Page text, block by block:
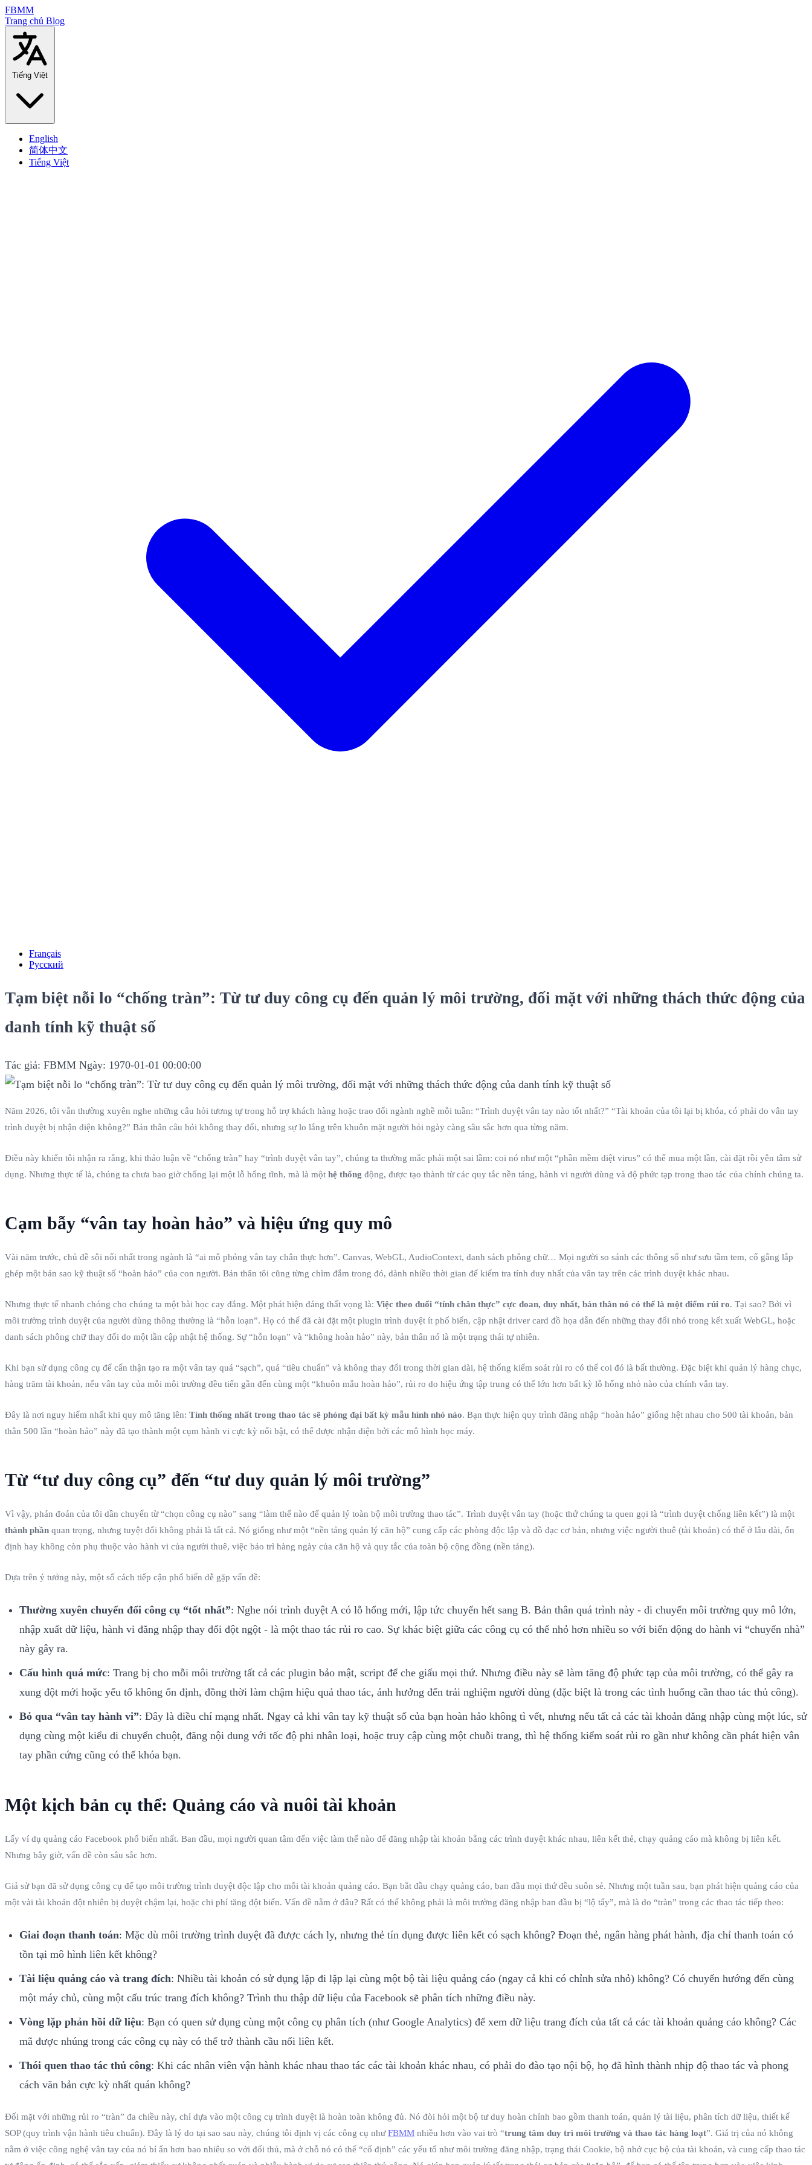
FBMM
Trang chủ Blog
Tiếng Việt
English
简体中文
Tiếng Việt
Français
Русский
Tạm biệt nỗi lo “chống tràn”: Từ tư duy công cụ đến quản lý môi trường, đối mặt với những thách thức động của
danh tính kỹ thuật số
Tác giả: FBMM Ngày: 1970-01-01 00:00:00
Năm 2026, tôi vẫn thường xuyên nghe những câu hỏi tương tự trong hỗ trợ khách hàng hoặc trao đổi ngành nghề mỗi tuần: “Trình duyệt vân tay nào tốt nhất?” “Tài khoản của tôi lại bị khóa, có phải do vân tay
trình duyệt bị nhận diện không?” Bản thân câu hỏi không thay đổi, nhưng sự lo lắng trên khuôn mặt người hỏi ngày càng sâu sắc hơn qua từng năm.
Điều này khiến tôi nhận ra rằng, khi thảo luận về “chống tràn” hay “trình duyệt vân tay”, chúng ta thường mắc phải một sai lầm: coi nó như một “phần mềm diệt virus” có thể mua một lần, cài đặt rồi yên tâm sử
dụng. Nhưng thực tế là, chúng ta chưa bao giờ chống lại một lỗ hổng tĩnh, mà là một hệ thống động, được tạo thành từ các quy tắc nền tảng, hành vi người dùng và độ phức tạp trong thao tác của chính chúng ta.
Cạm bẫy “vân tay hoàn hảo” và hiệu ứng quy mô
Vài năm trước, chủ đề sôi nổi nhất trong ngành là “ai mô phỏng vân tay chân thực hơn”. Canvas, WebGL, AudioContext, danh sách phông chữ… Mọi người so sánh các thông số như sưu tầm tem, cố gắng lắp
ghép một bản sao kỹ thuật số “hoàn hảo” của con người. Bản thân tôi cũng từng chìm đắm trong đó, dành nhiều thời gian để kiểm tra tính duy nhất của vân tay trên các trình duyệt khác nhau.
Nhưng thực tế nhanh chóng cho chúng ta một bài học cay đắng. Một phát hiện đáng thất vọng là: Việc theo đuổi “tính chân thực” cực đoan, duy nhất, bản thân nó có thể là một điểm rủi ro. Tại sao? Bởi vì
môi trường trình duyệt của người dùng thông thường là “hỗn loạn”. Họ có thể đã cài đặt một plugin trình duyệt ít phổ biến, cập nhật driver card đồ họa dẫn đến những thay đổi nhỏ trong kết xuất WebGL, hoặc
danh sách phông chữ thay đổi do một lần cập nhật hệ thống. Sự “hỗn loạn” và “không hoàn hảo” này, bản thân nó là một trạng thái tự nhiên.
Khi bạn sử dụng công cụ để cẩn thận tạo ra một vân tay quá “sạch”, quá “tiêu chuẩn” và không thay đổi trong thời gian dài, hệ thống kiểm soát rủi ro có thể coi đó là bất thường. Đặc biệt khi quản lý hàng chục,
hàng trăm tài khoản, nếu vân tay của mỗi môi trường đều tiến gần đến cùng một “khuôn mẫu hoàn hảo”, rủi ro do hiệu ứng tập trung có thể lớn hơn bất kỳ lỗ hổng nhỏ nào của chính vân tay.
Đây là nơi nguy hiểm nhất khi quy mô tăng lên: Tính thống nhất trong thao tác sẽ phóng đại bất kỳ mẫu hình nhỏ nào. Bạn thực hiện quy trình đăng nhập “hoàn hảo” giống hệt nhau cho 500 tài khoản, bản
thân 500 lần “hoàn hảo” này đã tạo thành một cụm hành vi cực kỳ nổi bật, có thể được nhận diện bởi các mô hình học máy.
Từ “tư duy công cụ” đến “tư duy quản lý môi trường”
Vì vậy, phán đoán của tôi dần chuyển từ “chọn công cụ nào” sang “làm thế nào để quản lý toàn bộ môi trường thao tác”. Trình duyệt vân tay (hoặc thứ chúng ta quen gọi là “trình duyệt chống liên kết”) là một
thành phần quan trọng, nhưng tuyệt đối không phải là tất cả. Nó giống như một “nền tảng quản lý căn hộ” cung cấp các phòng độc lập và đồ đạc cơ bản, nhưng việc người thuê (tài khoản) có thể ở lâu dài, ổn
định hay không còn phụ thuộc vào hành vi của người thuê, việc bảo trì hàng ngày của căn hộ và quy tắc của toàn bộ cộng đồng (nền tảng).
Dựa trên ý tưởng này, một số cách tiếp cận phổ biến dễ gặp vấn đề:
Thường xuyên chuyển đổi công cụ “tốt nhất”: Nghe nói trình duyệt A có lỗ hổng mới, lập tức chuyển hết sang B. Bản thân quá trình này - di chuyển môi trường quy mô lớn,
nhập xuất dữ liệu, hành vi đăng nhập thay đổi đột ngột - là một thao tác rủi ro cao. Sự khác biệt giữa các công cụ có thể nhỏ hơn nhiều so với biến động do hành vi “chuyển nhà”
này gây ra.
Cấu hình quá mức: Trang bị cho mỗi môi trường tất cả các plugin bảo mật, script để che giấu mọi thứ. Nhưng điều này sẽ làm tăng độ phức tạp của môi trường, có thể gây ra
xung đột mới hoặc yếu tố không ổn định, đồng thời làm chậm hiệu quả thao tác, ảnh hưởng đến trải nghiệm người dùng (đặc biệt là trong các tình huống cần thao tác thủ công).
Bỏ qua “vân tay hành vi”: Đây là điều chí mạng nhất. Ngay cả khi vân tay kỹ thuật số của bạn hoàn hảo không tì vết, nhưng nếu tất cả các tài khoản đăng nhập cùng một lúc, sử
dụng cùng một kiểu di chuyển chuột, đăng nội dung với tốc độ phi nhân loại, hoặc truy cập cùng một chuỗi trang, thì hệ thống kiểm soát rủi ro gần như không cần phát hiện vân
tay phần cứng cũng có thể khóa bạn.
Một kịch bản cụ thể: Quảng cáo và nuôi tài khoản
Lấy ví dụ quảng cáo Facebook phổ biến nhất. Ban đầu, mọi người quan tâm đến việc làm thế nào để đăng nhập tài khoản bằng các trình duyệt khác nhau, liên kết thẻ, chạy quảng cáo mà không bị liên kết.
Nhưng bây giờ, vấn đề còn sâu sắc hơn.
Giả sử bạn đã sử dụng công cụ để tạo môi trường trình duyệt độc lập cho mỗi tài khoản quảng cáo. Bạn bắt đầu chạy quảng cáo, ban đầu mọi thứ đều suôn sẻ. Nhưng một tuần sau, bạn phát hiện quảng cáo của
một vài tài khoản đột nhiên bị duyệt chậm lại, hoặc chi phí tăng đột biến. Vấn đề nằm ở đâu? Rất có thể không phải là môi trường đăng nhập ban đầu bị “lộ tẩy”, mà là do “tràn” trong các thao tác tiếp theo:
Giai đoạn thanh toán: Mặc dù môi trường trình duyệt đã được cách ly, nhưng thẻ tín dụng được liên kết có sạch không? Đoạn thẻ, ngân hàng phát hành, địa chỉ thanh toán có
tồn tại mô hình liên kết không?
Tài liệu quảng cáo và trang đích: Nhiều tài khoản có sử dụng lặp đi lặp lại cùng một bộ tài liệu quảng cáo (ngay cả khi có chỉnh sửa nhỏ) không? Có chuyển hướng đến cùng
một máy chủ, cùng một cấu trúc trang đích không? Trình thu thập dữ liệu của Facebook sẽ phân tích những điều này.
Vòng lặp phản hồi dữ liệu: Bạn có quen sử dụng cùng một công cụ phân tích (như Google Analytics) để xem dữ liệu trang đích của tất cả các tài khoản quảng cáo không? Các
mã được nhúng trong các công cụ này có thể trở thành cầu nối liên kết.
Thói quen thao tác thủ công: Khi các nhân viên vận hành khác nhau thao tác các tài khoản khác nhau, có phải do đào tạo nội bộ, họ đã hình thành nhịp độ thao tác và phong
cách văn bản cực kỳ nhất quán không?
Đối mặt với những rủi ro “tràn” đa chiều này, chỉ dựa vào một công cụ trình duyệt là hoàn toàn không đủ. Nó đòi hỏi một bộ tư duy hoàn chỉnh bao gồm thanh toán, quản lý tài liệu, phân tích dữ liệu, thiết kế
SOP (quy trình vận hành tiêu chuẩn). Đây là lý do tại sao sau này, chúng tôi định vị các công cụ nhưFBMM nhiều hơn vào vai trò “trung tâm duy trì môi trường và thao tác hàng loạt”. Giá trị của nó không
nằm ở việc công nghệ vân tay của nó bí ẩn hơn bao nhiêu so với đối thủ, mà ở chỗ nó có thể “cố định” các yếu tố như môi trường đăng nhập, trạng thái Cookie, bộ nhớ cục bộ của tài khoản, và cung cấp thao tác